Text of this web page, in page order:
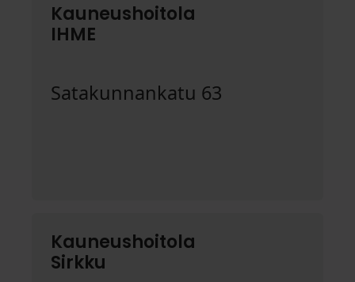
Kauneushoitola
IHME
Satakunnankatu 63
Kauneushoitola
Sirkku